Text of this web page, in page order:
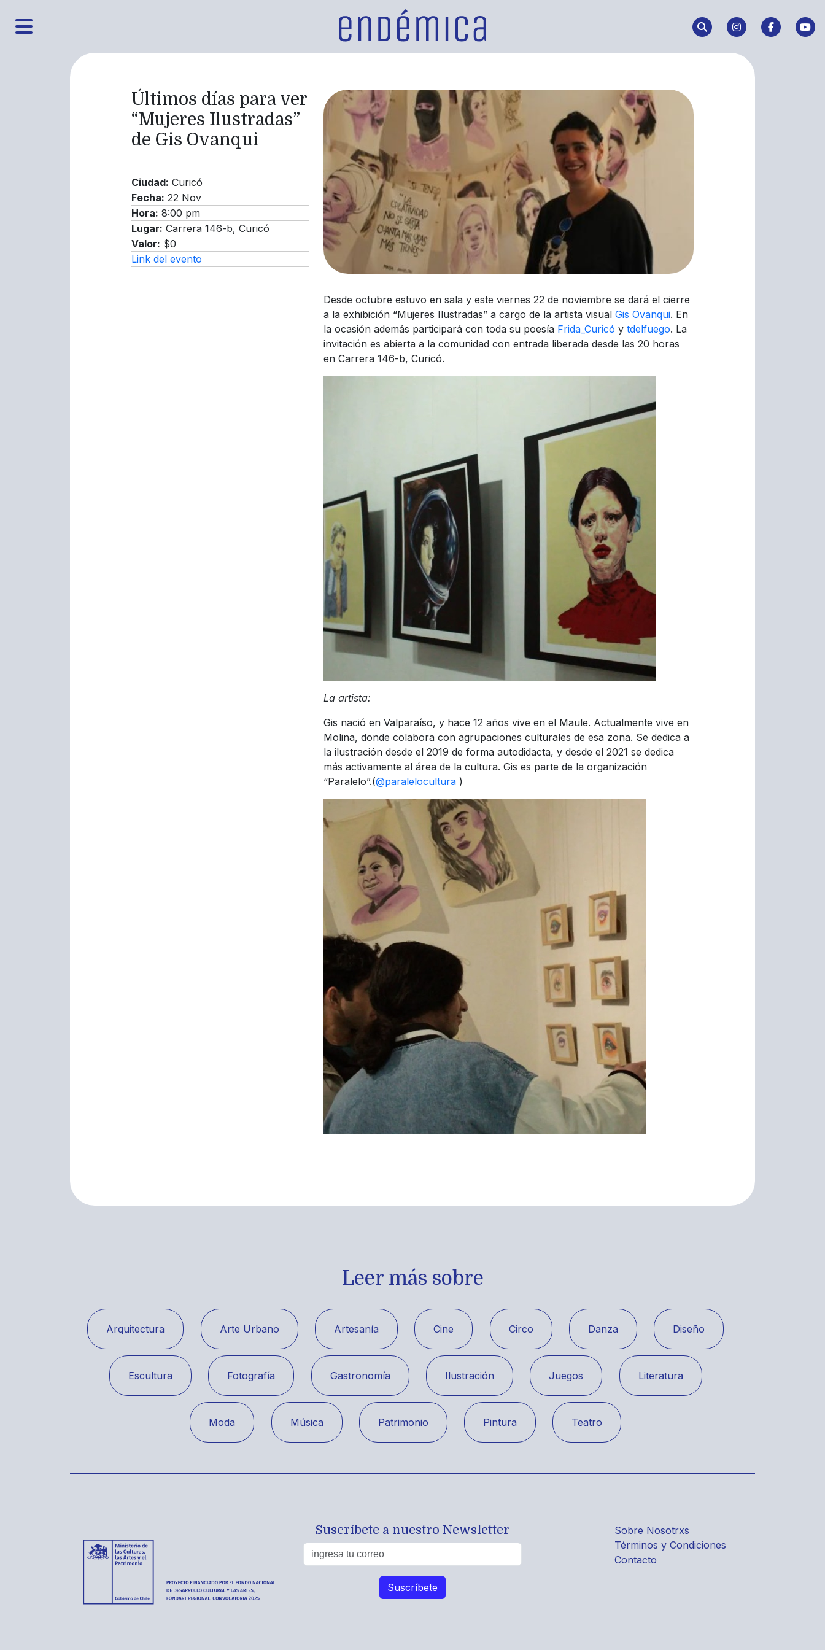
Últimos días para ver
“Mujeres Ilustradas”
de Gis Ovanqui
Ciudad: Curicó
Fecha: 22 Nov
Hora: 8:00 pm
Lugar: Carrera 146-b, Curicó
Valor: $0
Link del evento
Desde octubre estuvo en sala y este viernes 22 de noviembre se dará el cierre
a la exhibición “Mujeres Ilustradas” a cargo de la artista visualGis Ovanqui. En
la ocasión además participará con toda su poesía Frida_Curicó ytdelfuego. La
invitación es abierta a la comunidad con entrada liberada desde las 20 horas
en Carrera 146-b, Curicó.
La artista:
Gis nació en Valparaíso, y hace 12 años vive en el Maule. Actualmente vive en
Molina, donde colabora con agrupaciones culturales de esa zona. Se dedica a
la ilustración desde el 2019 de forma autodidacta, y desde el 2021 se dedica
más activamente al área de la cultura. Gis es parte de la organización
“Paralelo”.(@paralelocultura )
Leer más sobre
Arquitectura Arte Urbano Artesanía Cine Circo Danza Diseño
Escultura Fotografía Gastronomía Ilustración Juegos Literatura
Moda Música Patrimonio Pintura Teatro
Suscríbete a nuestro Newsletter
Sobre Nosotrxs
Términos y Condiciones
Contacto